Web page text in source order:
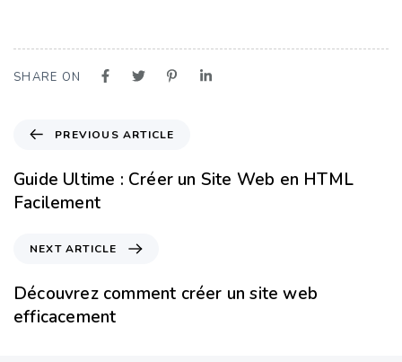
SHARE ON
PREVIOUS ARTICLE
Guide Ultime : Créer un Site Web en HTML
Facilement
NEXT ARTICLE
Découvrez comment créer un site web
efficacement